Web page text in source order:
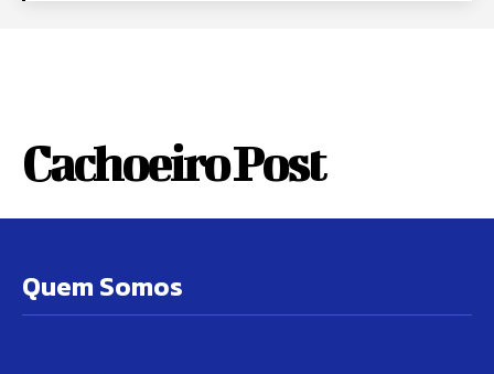
Cachoeiro Post
Quem Somos